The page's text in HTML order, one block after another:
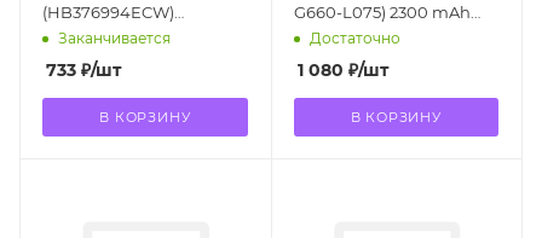
(HB376994ECW)
KATOPOWER
Заканчивается
733 ₽/шт
В КОРЗИНУ
G660-L075) 2300 mAh
тех.уп. ORIG
Достаточно
1 080 ₽/шт
В КОРЗИНУ